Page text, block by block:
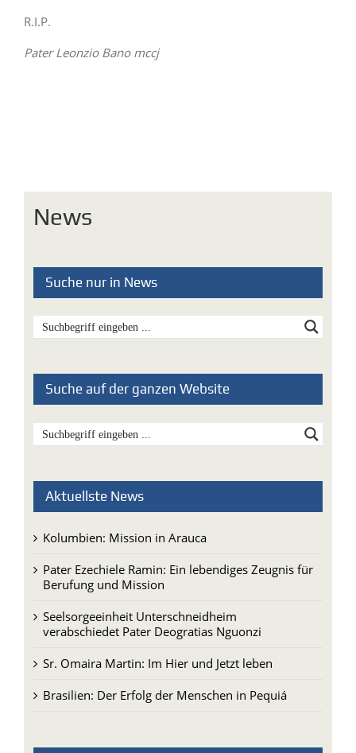
R.I.P.
Pater Leonzio Bano mccj
News
Suche nur in News
Suche auf der ganzen Website
Aktuellste News
Kolumbien: Mission in Arauca
Pater Ezechiele Ramin: Ein lebendiges Zeugnis für
Berufung und Mission
Seelsorgeeinheit Unterschneidheim
verabschiedet Pater Deogratias Nguonzi
Sr. Omaira Martin: Im Hier und Jetzt leben
Brasilien: Der Erfolg der Menschen in Pequiá